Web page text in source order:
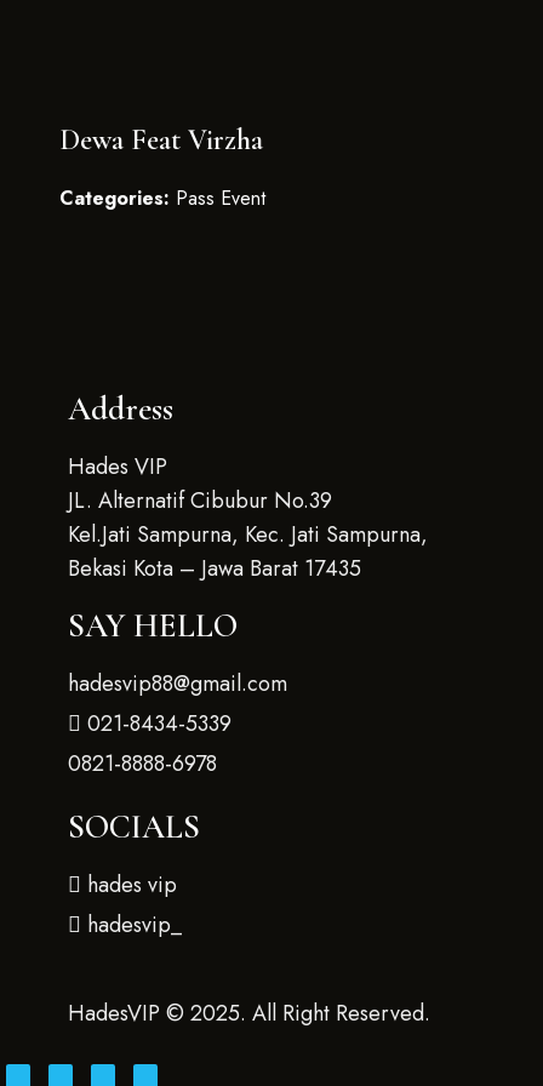
Dewa Feat Virzha
Categories: Pass Event
Address
Hades VIP
JL. Alternatif Cibubur No.39
Kel.Jati Sampurna, Kec. Jati Sampurna,
Bekasi Kota – Jawa Barat 17435
SAY HELLO
hadesvip88@gmail.com
021-8434-5339
0821-8888-6978
SOCIALS
hades vip
hadesvip_
HadesVIP © 2025. All Right Reserved.